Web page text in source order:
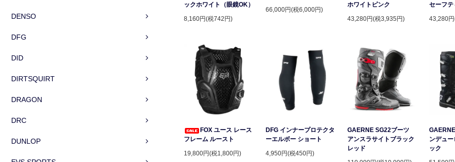
DENSO
DFG
DID
DIRTSQUIRT
DRAGON
DRC
DUNLOP
ックホワイト（眼鏡OK）
8,160円(税742円)
66,000円(税6,000円)
ホワイトピンク
43,280円(税3,935円)
セーフテ
43,280
FOX ユース レース
フレーム ルースト
19,800円(税1,800円)
DFG インナープロテクタ
ーエルボー ショート
4,950円(税450円)
GAERNE SG22ブーツ
アンスラサイトブラック
レッド
ンデュ
ック